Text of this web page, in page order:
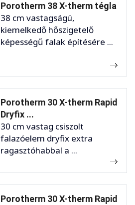
Porotherm 38 X-therm tégla
38 cm vastagságú,
kiemelkedő hőszigetelő
képességű falak építésére ...
Porotherm 30 X-therm Rapid
Dryfix ...
30 cm vastag csiszolt
falazóelem dryfix extra
ragasztóhabbal a ...
Porotherm 30 X-therm Rapid